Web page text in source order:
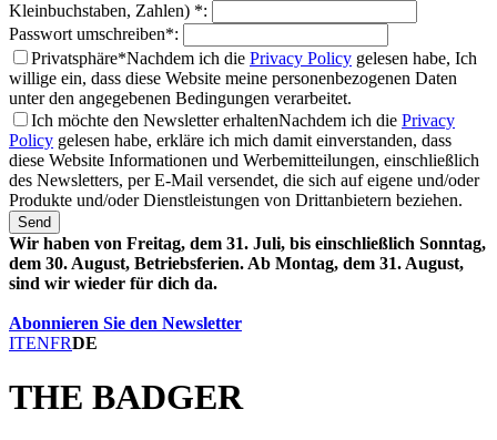
Kleinbuchstaben, Zahlen) *:
Passwort umschreiben*:
Privatsphäre*Nachdem ich die Privacy Policy gelesen habe, Ich
willige ein, dass diese Website meine personenbezogenen Daten
unter den angegebenen Bedingungen verarbeitet.
Ich möchte den Newsletter erhaltenNachdem ich die Privacy
Policy gelesen habe, erkläre ich mich damit einverstanden, dass
diese Website Informationen und Werbemitteilungen, einschließlich
des Newsletters, per E-Mail versendet, die sich auf eigene und/oder
Produkte und/oder Dienstleistungen von Drittanbietern beziehen.
Send
Wir haben von Freitag, dem 31. Juli, bis einschließlich Sonntag,
dem 30. August, Betriebsferien. Ab Montag, dem 31. August,
sind wir wieder für dich da.
Abonnieren Sie den Newsletter
ITENFRDE
THE BADGER